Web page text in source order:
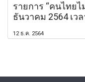
รายการ “คนไทย
ธันวาคม 2564 เว
12 ธ.ค. 2564